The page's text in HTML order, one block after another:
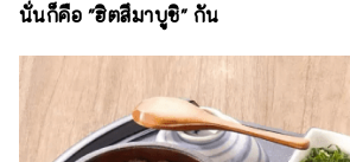
นั่นก็คือ "ฮิตสึมาบูชิ" กัน